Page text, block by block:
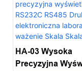
Obciążenia LCD
Liczenie Skala
Elektryczna
HA-03 Wysoka
Precyzyjna